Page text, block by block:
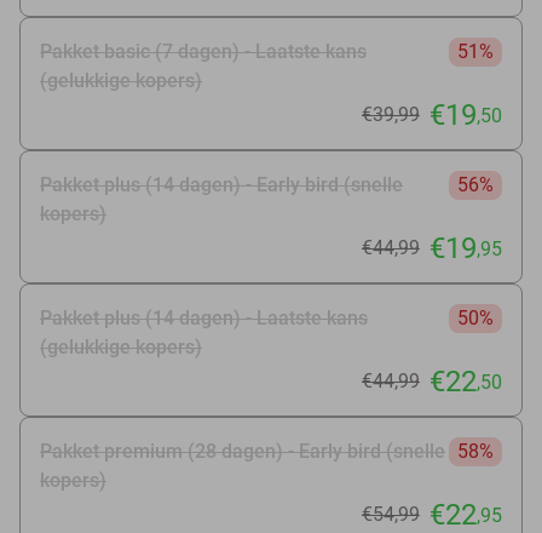
Pakket basic (7 dagen) - Laatste kans
(gelukkige kopers)
51%
€39,99 €19,50
Pakket plus (14 dagen) - Early bird (snelle
kopers)
56%
€44,99 €19,95
Pakket plus (14 dagen) - Laatste kans
(gelukkige kopers)
50%
€44,99 €22,50
Pakket premium (28 dagen) - Early bird (snelle
kopers)
58%
€54,99 €22,95